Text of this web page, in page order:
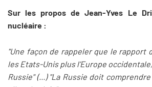
Sur les propos de Jean-Yves Le
nucléaire :
"Une façon de rappeler que le rapport
les Etats-Unis plus l’Europe
Russie" (...) "La Russie doit